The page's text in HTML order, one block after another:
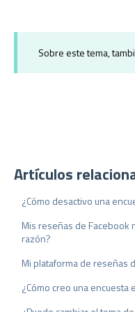
Sobre este tema,
Artículos
¿Cómo desactivo una
Mis reseñas de Facebook
razón?
Mi plataforma de reseñas
¿Cómo creo una encuesta